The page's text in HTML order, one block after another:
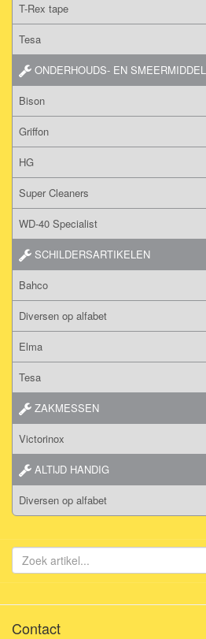
T-Rex tape
Tesa
ONDERHOUDS- EN
Bison
Griffon
HG
Super Cleaners
WD-40 Specialist
SCHILDERSARTIKELEN
Bahco
Diversen op alfabet
Elma
Tesa
ZAKMESSEN
Victorinox
ALTIJD HANDIG
Diversen op alfabet
Contact